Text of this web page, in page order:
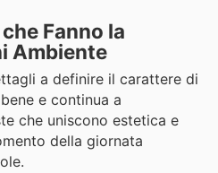
Fanno la
Ambiente
a definire il carattere di
e continua a
che uniscono estetica e
della giornata